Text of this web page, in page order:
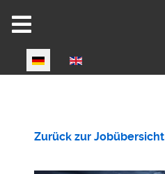
Select your language
Zurück zur Jobübersicht